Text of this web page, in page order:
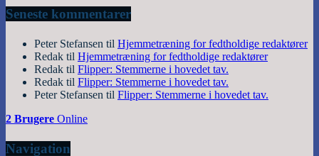
Seneste kommentarer
Peter Stefansen til Hjemmetræning for fedtholdige redaktører
Redak til Hjemmetræning for fedtholdige redaktører
Redak til Flipper: Stemmerne i hovedet tav.
Redak til Flipper: Stemmerne i hovedet tav.
Peter Stefansen til Flipper: Stemmerne i hovedet tav.
2 Brugere Online
Navigation